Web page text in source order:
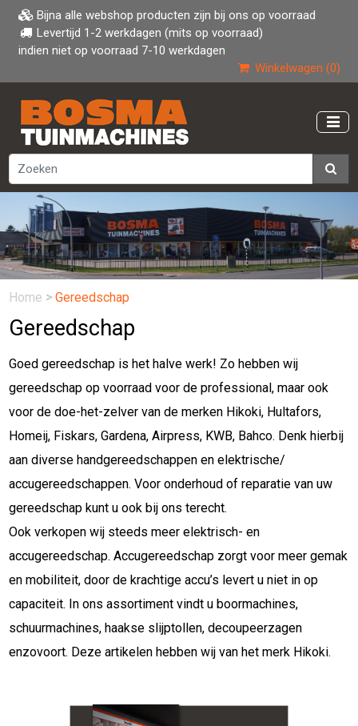
Bijna alle webshop producten zijn bij ons op voorraad
Levertijd 1-2 werkdagen (mits op voorraad)
indien niet op voorraad 7-10 werkdagen
Winkelwagen (0)
Home > Gereedschap
Gereedschap
Goed gereedschap is het halve werk! Zo hebben wij
gereedschap op voorraad voor de professional, maar ook
voor de doe-het-zelver van de merken Hikoki, Hultafors,
Homeij, Fiskars, Gardena, Airpress, KWB, Bahco. Denk hierbij
aan diverse handgereedschappen en elektrische/
accugereedschappen. Voor onderhoud of reparatie van uw
gereedschap kunt u ook bij ons terecht.
Ook verkopen wij steeds meer elektrisch- en
accugereedschap. Accugereedschap zorgt voor meer gemak
en mobiliteit, door de krachtige accu’s levert u niet in op
capaciteit. In ons assortiment vindt u boormachines,
schuurmachines, haakse slijptollen, decoupeerzagen
enzovoort. Deze artikelen hebben wij van het merk Hikoki.